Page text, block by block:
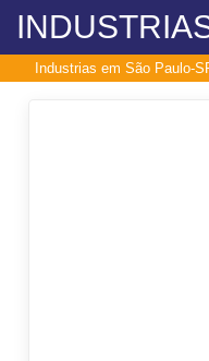
Industrias em São Paulo-